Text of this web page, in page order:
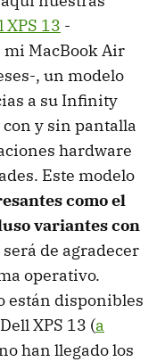
XPS 13 -
MacBook Air
, un modelo
a su Infinity
y sin pantalla
hardware
Este modelo
como el
variantes con
será de agradecer
operativo.
están disponibles
XPS 13 (a
han llegado los